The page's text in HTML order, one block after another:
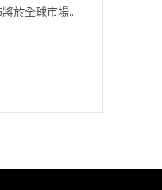
於全球市場...